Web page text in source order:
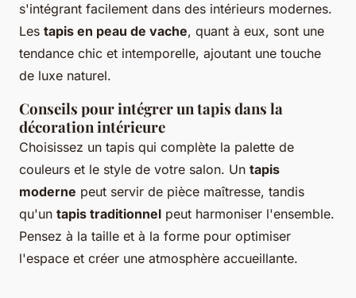
s'intégrant facilement dans des intérieurs modernes.
Les tapis en peau de vache, quant à eux, sont une
tendance chic et intemporelle, ajoutant une touche
de luxe naturel.
Conseils pour intégrer un tapis dans la
décoration intérieure
Choisissez un tapis qui complète la palette de
couleurs et le style de votre salon. Un tapis
moderne peut servir de pièce maîtresse, tandis
qu'un tapis traditionnel peut harmoniser l'ensemble.
Pensez à la taille et à la forme pour optimiser
l'espace et créer une atmosphère accueillante.